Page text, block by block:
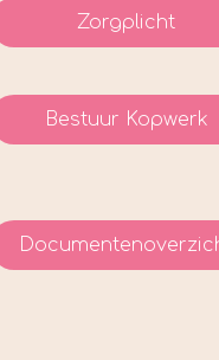
Zorgplicht
Bestuur Kopwerk